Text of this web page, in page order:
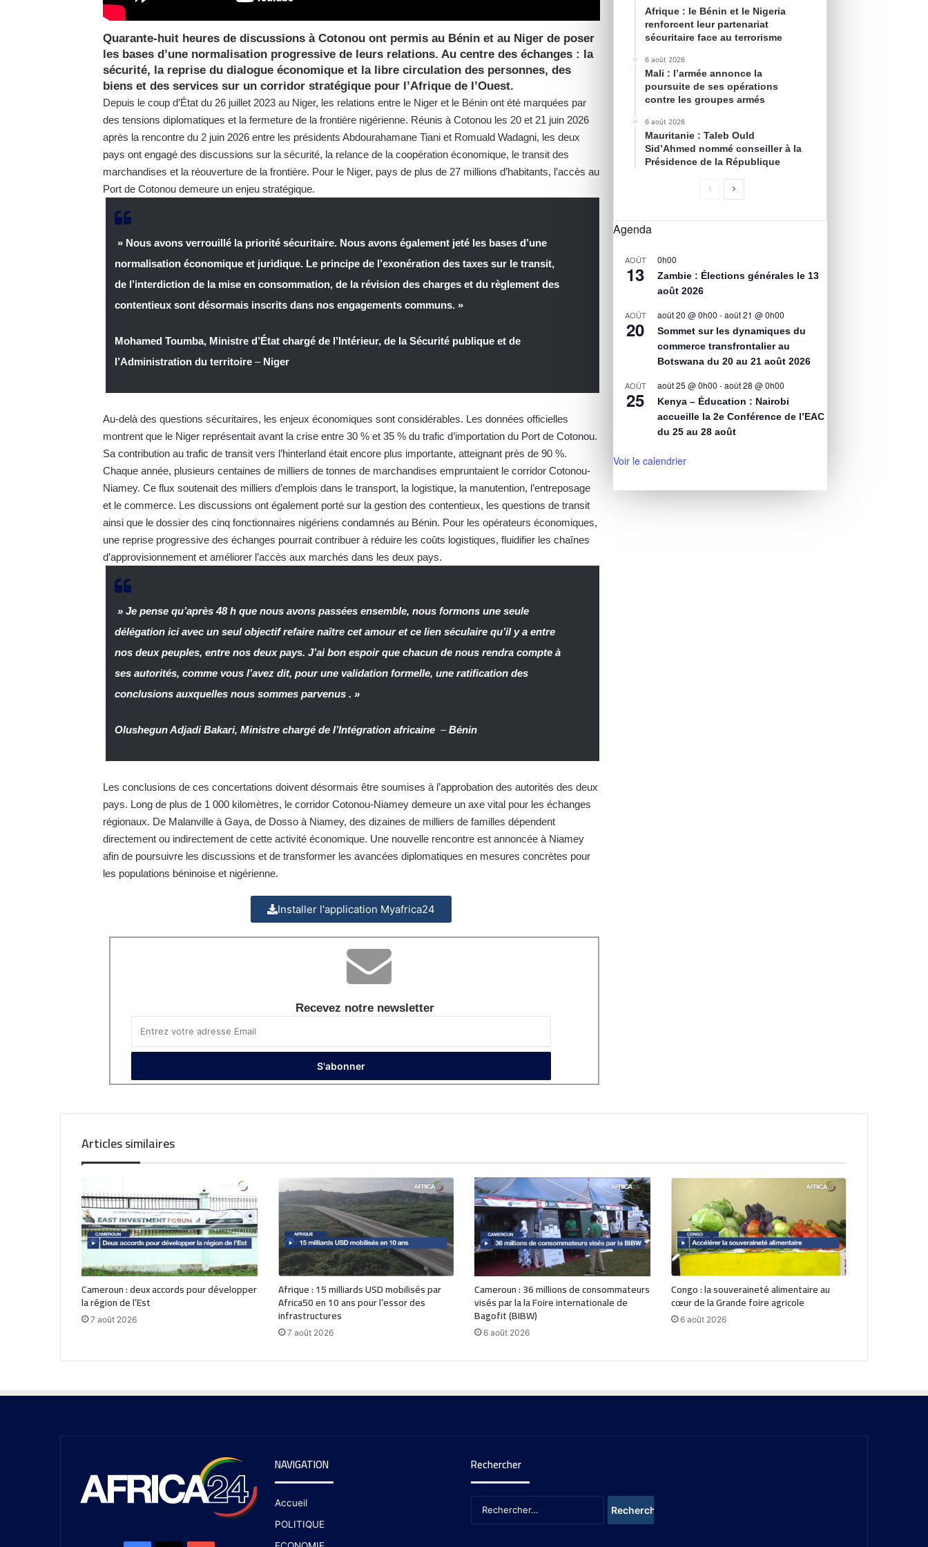
Quarante-huit heures de discussions à Cotonou ont permis au Bénin et au Niger de poser
les bases d’une normalisation progressive de leurs relations. Au centre des échanges : la
sécurité, la reprise du dialogue économique et la libre circulation des personnes, des
biens et des services sur un corridor stratégique pour l’Afrique de l’Ouest.
Depuis le coup d’État du 26 juillet 2023 au Niger, les relations entre le Niger et le Bénin ont été marquées par
des tensions diplomatiques et la fermeture de la frontière nigérienne. Réunis à Cotonou les 20 et 21 juin 2026
après la rencontre du 2 juin 2026 entre les présidents Abdourahamane Tiani et Romuald Wadagni, les deux
pays ont engagé des discussions sur la sécurité, la relance de la coopération économique, le transit des
marchandises et la réouverture de la frontière. Pour le Niger, pays de plus de 27 millions d’habitants, l’accès au
Port de Cotonou demeure un enjeu stratégique.
» Nous avons verrouillé la priorité sécuritaire. Nous avons également jeté les bases d’une
normalisation économique et juridique. Le principe de l’exonération des taxes sur le transit,
de l’interdiction de la mise en consommation, de la révision des charges et du règlement des
contentieux sont désormais inscrits dans nos engagements communs. »
Mohamed Toumba, Ministre d’État chargé de l’Intérieur, de la Sécurité publique et de
l’Administration du territoire – Niger
Au-delà des questions sécuritaires, les enjeux économiques sont considérables. Les données officielles
montrent que le Niger représentait avant la crise entre 30 % et 35 % du trafic d’importation du Port de Cotonou.
Sa contribution au trafic de transit vers l’hinterland était encore plus importante, atteignant près de 90 %.
Chaque année, plusieurs centaines de milliers de tonnes de marchandises empruntaient le corridor Cotonou-
Niamey. Ce flux soutenait des milliers d’emplois dans le transport, la logistique, la manutention, l’entreposage
et le commerce. Les discussions ont également porté sur la gestion des contentieux, les questions de transit
ainsi que le dossier des cinq fonctionnaires nigériens condamnés au Bénin. Pour les opérateurs économiques,
une reprise progressive des échanges pourrait contribuer à réduire les coûts logistiques, fluidifier les chaînes
d’approvisionnement et améliorer l’accès aux marchés dans les deux pays.
» Je pense qu’après 48 h que nous avons passées ensemble, nous formons une seule
délégation ici avec un seul objectif refaire naître cet amour et ce lien séculaire qu’il y a entre
nos deux peuples, entre nos deux pays. J’ai bon espoir que chacun de nous rendra compte à
ses autorités, comme vous l’avez dit, pour une validation formelle, une ratification des
conclusions auxquelles nous sommes parvenus . »
Olushegun Adjadi Bakari, Ministre chargé de l’Intégration africaine –Bénin
Les conclusions de ces concertations doivent désormais être soumises à l’approbation des autorités des deux
pays. Long de plus de 1 000 kilomètres, le corridor Cotonou-Niamey demeure un axe vital pour les échanges
régionaux. De Malanville à Gaya, de Dosso à Niamey, des dizaines de milliers de familles dépendent
directement ou indirectement de cette activité économique. Une nouvelle rencontre est annoncée à Niamey
afin de poursuivre les discussions et de transformer les avancées diplomatiques en mesures concrètes pour
les populations béninoise et nigérienne.
Installer l'application Myafrica24
Recevez notre newsletter
Afrique : le Bénin et le Nigeria
renforcent leur partenariat
sécuritaire face au terrorisme
6 août 2026
Mali : l’armée annonce la
poursuite de ses opérations
contre les groupes armés
6 août 2026
Mauritanie : Taleb Ould
Sid’Ahmed nommé conseiller à la
Présidence de la République
Agenda
AOÛT
13
0h00
Zambie : Élections générales le 13
août 2026
AOÛT
20
août 20 @ 0h00 -août 21 @ 0h00
Sommet sur les dynamiques du
commerce transfrontalier au
Botswana du 20 au 21 août 2026
AOÛT
25
août 25 @ 0h00 -août 28 @ 0h00
Kenya – Éducation : Nairobi
accueille la 2e Conférence de l’EAC
du 25 au 28 août
Voir le calendrier
Articles similaires
Cameroun : deux accords pour développer
la région de l’Est
7 août 2026
Afrique : 15 milliards USD mobilisés par
Africa50 en 10 ans pour l’essor des
infrastructures
7 août 2026
Cameroun : 36 millions de consommateurs
visés par la la Foire internationale de
Bagofit (BIBW)
6 août 2026
Congo : la souveraineté alimentaire au
cœur de la Grande foire agricole
6 août 2026
NAVIGATION
Accueil
POLITIQUE
Rechercher